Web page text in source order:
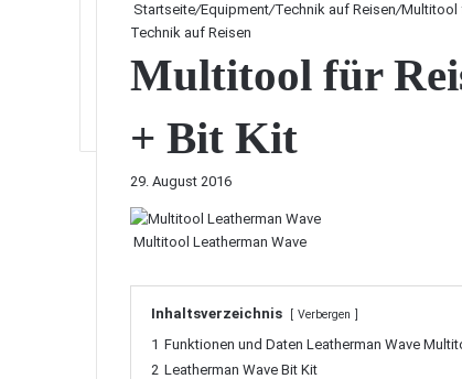
Startseite/Equipment/Technik auf Reisen/Multitool
Technik auf Reisen
Multitool für
+ Bit Kit
29. August 2016
Multitool Leatherman Wave
Inhaltsverzeichnis Verbergen
1 Funktionen und Daten Leatherman Wave
2 Leatherman Wave Bit Kit